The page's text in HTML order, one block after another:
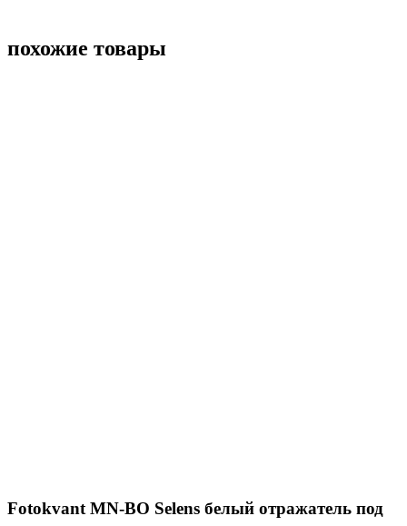
похожие товары
Fotokvant MN-BO Selens белый отражатель под